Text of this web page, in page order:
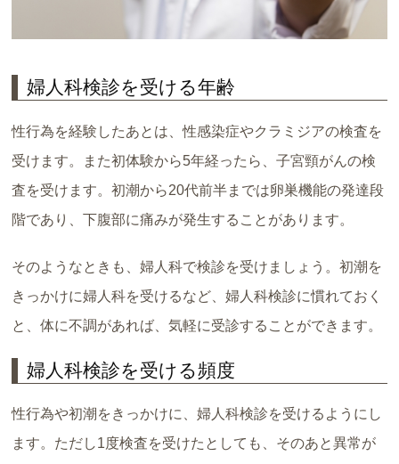
婦人科検診を受ける年齢
性行為を経験したあとは、性感染症やクラミジアの検査を
受けます。また初体験から5年経ったら、子宮頸がんの検
査を受けます。初潮から20代前半までは卵巣機能の発達段
階であり、下腹部に痛みが発生することがあります。
そのようなときも、婦人科で検診を受けましょう。初潮を
きっかけに婦人科を受けるなど、婦人科検診に慣れておく
と、体に不調があれば、気軽に受診することができます。
婦人科検診を受ける頻度
性行為や初潮をきっかけに、婦人科検診を受けるようにし
ます。ただし1度検査を受けたとしても、そのあと異常が